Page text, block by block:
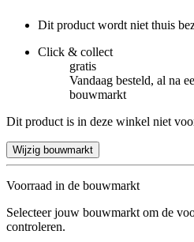
Dit product wordt niet thuis
Click & collect
gratis
Vandaag besteld, al na
bouwmarkt
Dit product is in deze winkel niet
Wijzig bouwmarkt
Voorraad in de bouwmarkt
Selecteer jouw bouwmarkt om de
controleren.